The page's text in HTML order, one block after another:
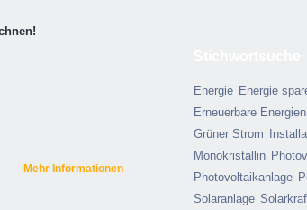
Mehr Informationen
Energie Energie
Erneuerbare Energien
Grüner Strom
Monokristallin
Photovoltaikanlage
Solaranlage